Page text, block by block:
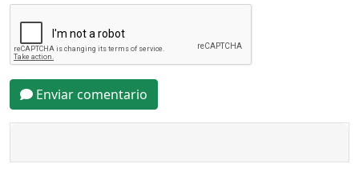
Enviar comentario